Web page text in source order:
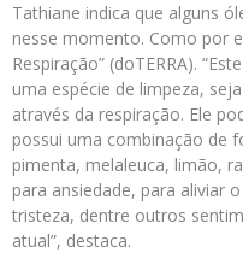
Tathiane indica que alguns
nesse momento. Como por
Respiração” (doTERRA).
uma espécie de limpeza,
através da respiração. Ele
possui uma combinação de
pimenta, melaleuca, limão,
para ansiedade, para aliviar
tristeza, dentre outros
atual”, destaca.